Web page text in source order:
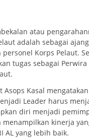
atau
adalah sebagai
personel Korps Pelaut.
tugas sebagai
Asops Kasal
Leader harus
diri menjadi
menampilkan kinerja
AL yang lebih baik.